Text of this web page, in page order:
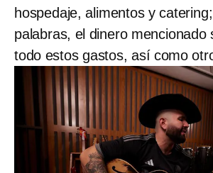
hospedaje, alimentos y
palabras, el dinero mencionado
todo estos gastos, así como